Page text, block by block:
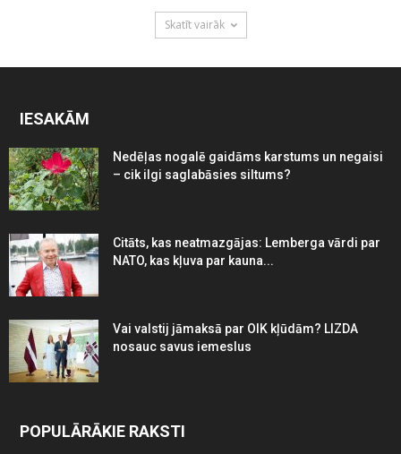
Skatīt vairāk
IESAKĀM
Nedēļas nogalē gaidāms karstums un negaisi
– cik ilgi saglabāsies siltums?
Citāts, kas neatmazgājas: Lemberga vārdi par
NATO, kas kļuva par kauna...
Vai valstij jāmaksā par OIK kļūdām? LIZDA
nosauc savus iemeslus
POPULĀRĀKIE RAKSTI